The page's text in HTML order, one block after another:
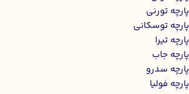
پارچه تورنی
پارچه توسکانی
پارچه تیرا
پارچه جاب
پارچه سدرو
پارچه فولیا